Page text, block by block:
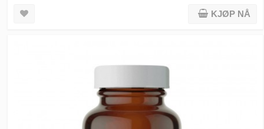
KJØP NÅ